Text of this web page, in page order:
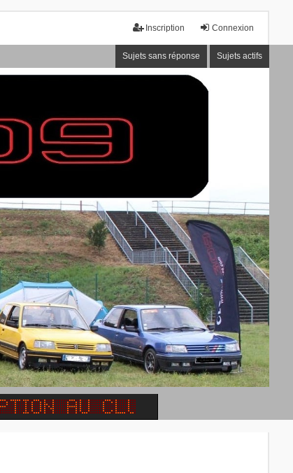
Connexion
Inscription
Sujets sans réponse Sujets actifs